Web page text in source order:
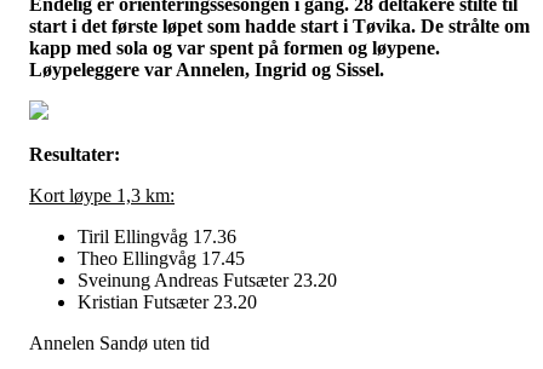
Endelig er orienteringssesongen i gang. 28 deltakere stilte til
start i det første løpet som hadde start i Tøvika. De strålte om
kapp med sola og var spent på formen og løypene.
Løypeleggere var Annelen, Ingrid og Sissel.
Resultater:
Kort løype 1,3 km:
Tiril Ellingvåg 17.36
Theo Ellingvåg 17.45
Sveinung Andreas Futsæter 23.20
Kristian Futsæter 23.20
Annelen Sandø uten tid